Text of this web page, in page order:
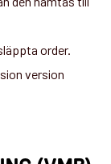
order.
version